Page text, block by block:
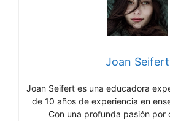
Joan Seifert
Joan Seifert es una educadora
de 10 años de experiencia en
Con una profunda pasión por